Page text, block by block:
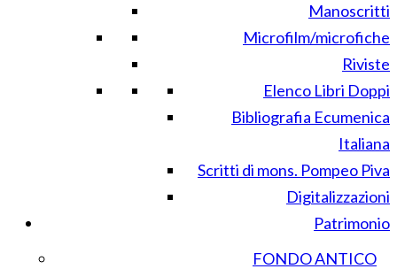
Manoscritti
Microfilm/microfiche
Riviste
Elenco Libri Doppi
Bibliografia Ecumenica
Italiana
Scritti di mons. Pompeo Piva
Digitalizzazioni
Patrimonio
FONDO ANTICO